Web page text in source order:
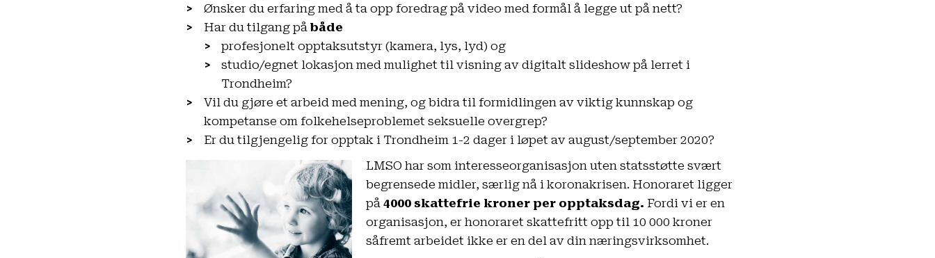
Ønsker du erfaring med å ta opp foredrag på video med formål å legge ut på nett?
Har du tilgang på både
profesjonelt opptaksutstyr (kamera, lys, lyd) og
studio/egnet lokasjon med mulighet til visning av digitalt slideshow på lerret i
Trondheim?
Vil du gjøre et arbeid med mening, og bidra til formidlingen av viktig kunnskap og
kompetanse om folkehelseproblemet seksuelle overgrep?
Er du tilgjengelig for opptak i Trondheim 1-2 dager i løpet av august/september 2020?
LMSO har som interesseorganisasjon uten statsstøtte svært
begrensede midler, særlig nå i koronakrisen. Honoraret ligger
på 4000 skattefrie kroner per opptaksdag. Fordi vi er en
organisasjon, er honoraret skattefritt opp til 10 000 kroner
såfremt arbeidet ikke er en del av din næringsvirksomhet.